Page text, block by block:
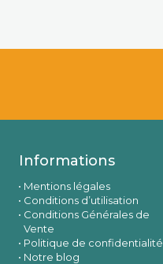
Informations
Mentions légales
Conditions d’utilisation
Conditions Générales de
Vente
Politique de confidentialité
Notre blog